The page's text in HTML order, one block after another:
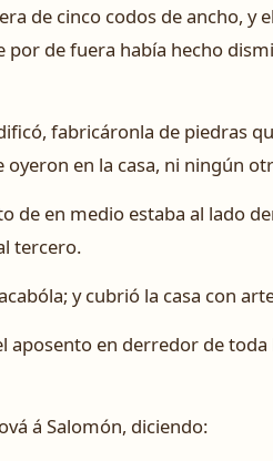
de cinco codos de ancho, y
por de fuera había hecho
fabricáronla de piedras
oyeron en la casa, ni ningún
de en medio estaba al lado
tercero.
y cubrió la casa con
aposento en derredor de toda
á Salomón, diciendo: